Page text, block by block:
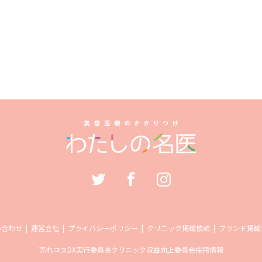
わせ 運営会社 プライバシーポリシー クリニック掲載依頼 ブランド掲
売れコスDX実行委員長クリニック収益向上委員会採用情報